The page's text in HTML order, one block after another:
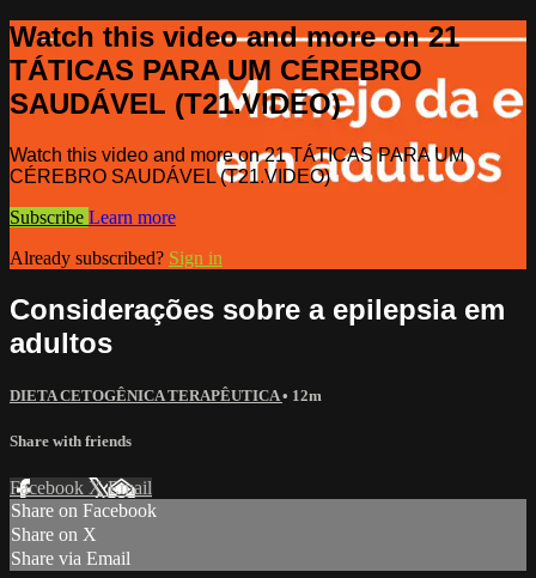
Watch this video and more on 21
TÁTICAS PARA UM CÉREBRO
SAUDÁVEL (T21.VIDEO)
Watch this video and more on 21 TÁTICAS PARA UM
CÉREBRO SAUDÁVEL (T21.VIDEO)
Subscribe Learn more
Already subscribed? Sign in
Considerações sobre a epilepsia em
adultos
DIETA CETOGÊNICA TERAPÊUTICA• 12m
Share with friends
Facebook XEmail
Share on Facebook
Share on X
Share via Email